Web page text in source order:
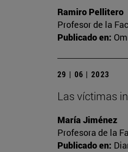
Ramiro Pellitero
Profesor de la
Publicado en:
29 | 06 | 2023
Las víctimas
María Jiménez
Profesora de la
Publicado en: